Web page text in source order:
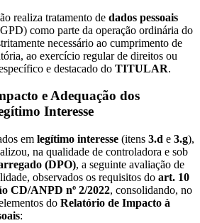
realiza tratamento de dados pessoais
como parte da operação ordinária do
necessário ao cumprimento de
ao exercício regular de direitos ou
e destacado do TITULAR.
e Adequação dos
Interesse
em legítimo interesse (itens 3.d e 3.g),
na qualidade de controladora e sob
(DPO), a seguinte avaliação de
observados os requisitos do art. 10
CD/ANPD nº 2/2022, consolidando, no
do Relatório de Impacto à
: